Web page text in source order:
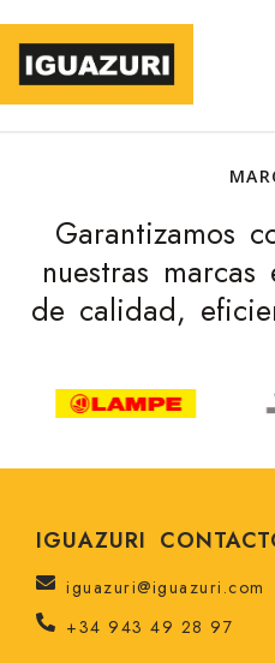
Garantizamos
nuestras
de calidad,
IGUAZURI
iguazuri@iguazuri.com
+34 943 49 28 97